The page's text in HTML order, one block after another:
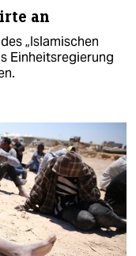
an
„Islamischen
Einheitsregierung